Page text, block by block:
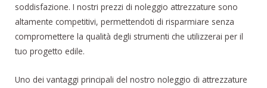
soddisfazione. I nostri prezzi di noleggio attrezzature sono
altamente competitivi, permettendoti di risparmiare senza
compromettere la qualità degli strumenti che utilizzerai per il
tuo progetto edile.
Uno dei vantaggi principali del nostro noleggio di attrezzature